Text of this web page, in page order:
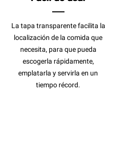
La tapa transparente facilita la
localización de la comida que
necesita, para que pueda
escogerla rápidamente,
emplatarla y servirla en un
tiempo récord.